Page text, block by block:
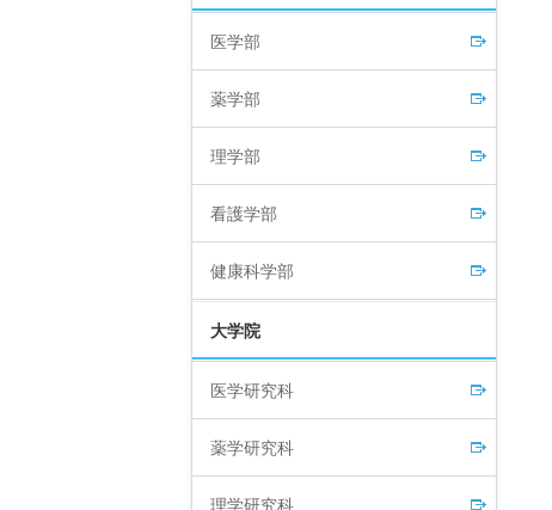
医学部
薬学部
理学部
看護学部
健康科学部
大学院
医学研究科
薬学研究科
理学研究科